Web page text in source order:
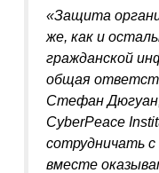
«Защита
же, как и
гражданской
общая
Cтефан
CyberPeace
сотрудничать
вместе